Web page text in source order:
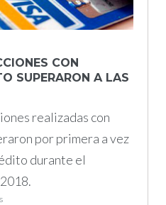
CON
SUPERARON A LAS
realizadas con
por primera a vez
durante el